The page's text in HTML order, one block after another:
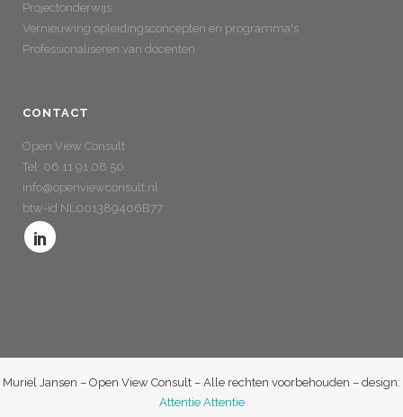
Projectonderwijs
Vernieuwing opleidingsconcepten en programma's
Professionaliseren van docenten
CONTACT
Open View Consult
Tel: 06 11 91 08 50
info@openviewconsult.nl
btw-id NL001389406B77
Muriel Jansen – Open View Consult – Alle rechten voorbehouden – design:
Attentie Attentie